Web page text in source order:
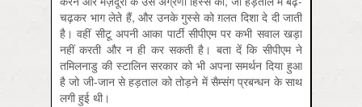
चढ़कर भाग लेते हैं, और उनके गुस्से को ग़लत दिशा दे दी जाती
है। वहीं सीटू अपनी आका पार्टी सीपीएम पर कभी सवाल खड़ा
नहीं करती और न ही कर सकती है। बता दें कि सीपीएम ने
तमिलनाडु की स्टालिन सरकार को भी अपना समर्थन दिया हुआ
है जो जी-जान से हड़ताल को तोड़ने में सैम्संग प्रबन्धन के साथ
लगी हुई थी।